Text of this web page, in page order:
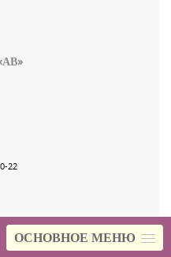
ОСНОВНОЕ МЕНЮ
22